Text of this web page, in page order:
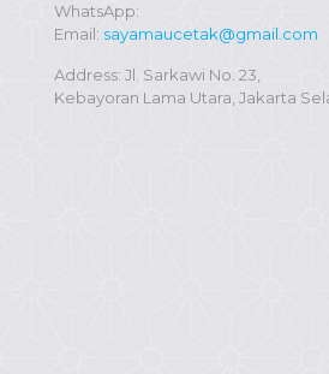
WhatsApp:
Email: sayamaucetak@gmail.com
Address: Jl. Sarkawi No. 23,
Kebayoran Lama Utara, Jakarta